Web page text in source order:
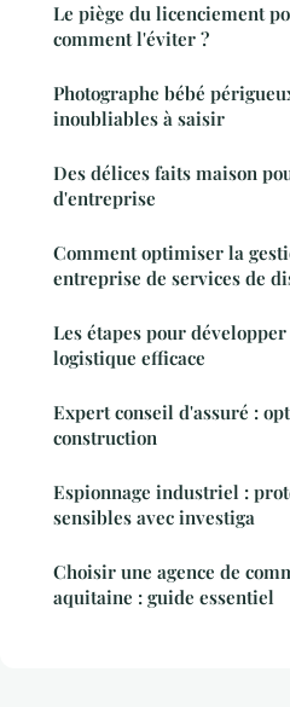
Le piège du licenciement
comment l'éviter ?
Photographe bébé
inoubliables à saisir
Des délices faits maison
d'entreprise
Comment optimiser la
entreprise de services de
Les étapes pour
logistique efficace
Expert conseil d'assuré :
construction
Espionnage industriel :
sensibles avec investiga
Choisir une agence de
aquitaine : guide essentiel